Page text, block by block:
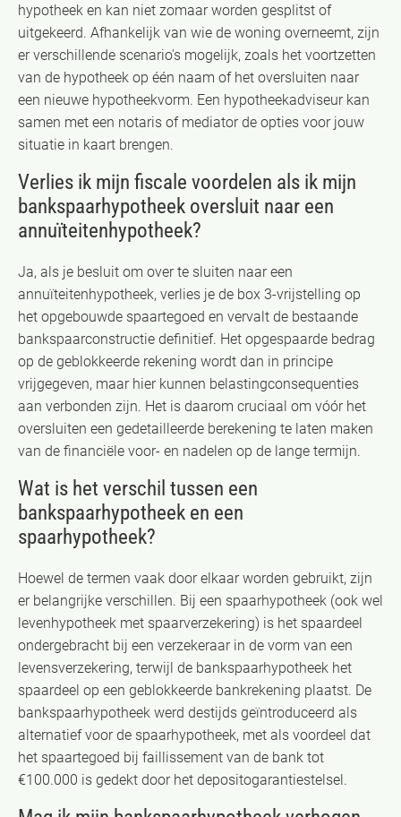
hypotheek en kan niet zomaar worden gesplitst of
uitgekeerd. Afhankelijk van wie de woning overneemt, zijn
er verschillende scenario's mogelijk, zoals het voortzetten
van de hypotheek op één naam of het oversluiten naar
een nieuwe hypotheekvorm. Een hypotheekadviseur kan
samen met een notaris of mediator de opties voor jouw
situatie in kaart brengen.
Verlies ik mijn fiscale voordelen als ik mijn
bankspaarhypotheek oversluit naar een
annuïteitenhypotheek?
Ja, als je besluit om over te sluiten naar een
annuïteitenhypotheek, verlies je de box 3-vrijstelling op
het opgebouwde spaartegoed en vervalt de bestaande
bankspaarconstructie definitief. Het opgespaarde bedrag
op de geblokkeerde rekening wordt dan in principe
vrijgegeven, maar hier kunnen belastingconsequenties
aan verbonden zijn. Het is daarom cruciaal om vóór het
oversluiten een gedetailleerde berekening te laten maken
van de financiële voor- en nadelen op de lange termijn.
Wat is het verschil tussen een
bankspaarhypotheek en een
spaarhypotheek?
Hoewel de termen vaak door elkaar worden gebruikt, zijn
er belangrijke verschillen. Bij een spaarhypotheek (ook wel
levenhypotheek met spaarverzekering) is het spaardeel
ondergebracht bij een verzekeraar in de vorm van een
levensverzekering, terwijl de bankspaarhypotheek het
spaardeel op een geblokkeerde bankrekening plaatst. De
bankspaarhypotheek werd destijds geïntroduceerd als
alternatief voor de spaarhypotheek, met als voordeel dat
het spaartegoed bij faillissement van de bank tot
€100.000 is gedekt door het depositogarantiestelsel.